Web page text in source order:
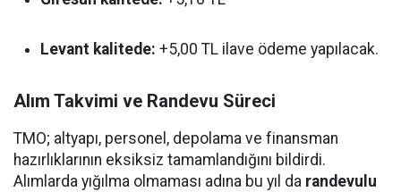
Levant kalitede: +5,00 TL ilave ödeme yapılacak.
Alım Takvimi ve Randevu Süreci
TMO; altyapı, personel, depolama ve finansman
hazırlıklarının eksiksiz tamamlandığını bildirdi.
Alımlarda yığılma olmaması adına bu yıl da randevulu